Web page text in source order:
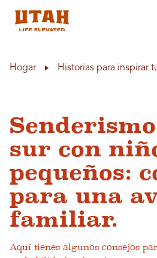
Hogar Historias para inspirar
sur con
pequeños:
para una
familiar.
Aquí tienes algunos consejos